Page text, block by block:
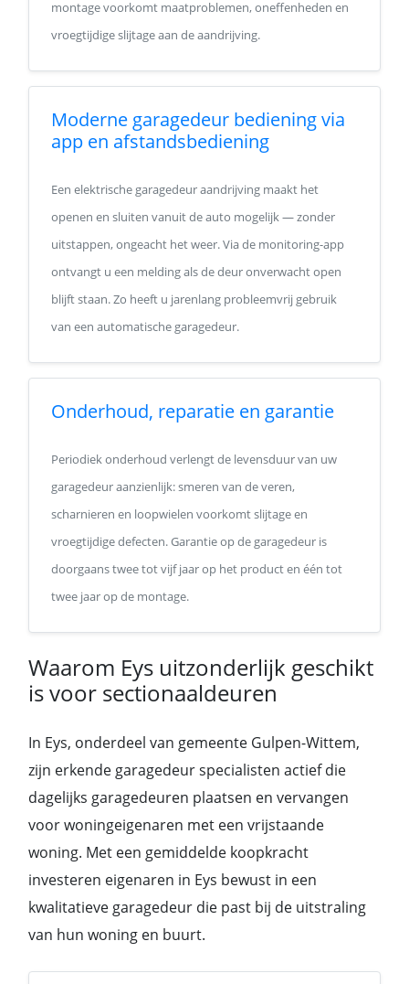
montage voorkomt maatproblemen, oneffenheden en
vroegtijdige slijtage aan de aandrijving.
Moderne garagedeur bediening via
app en afstandsbediening
Een elektrische garagedeur aandrijving maakt het
openen en sluiten vanuit de auto mogelijk — zonder
uitstappen, ongeacht het weer. Via de monitoring-app
ontvangt u een melding als de deur onverwacht open
blijft staan. Zo heeft u jarenlang probleemvrij gebruik
van een automatische garagedeur.
Onderhoud, reparatie en garantie
Periodiek onderhoud verlengt de levensduur van uw
garagedeur aanzienlijk: smeren van de veren,
scharnieren en loopwielen voorkomt slijtage en
vroegtijdige defecten. Garantie op de garagedeur is
doorgaans twee tot vijf jaar op het product en één tot
twee jaar op de montage.
Waarom Eys uitzonderlijk geschikt
is voor sectionaaldeuren
In Eys, onderdeel van gemeente Gulpen-Wittem,
zijn erkende garagedeur specialisten actief die
dagelijks garagedeuren plaatsen en vervangen
voor woningeigenaren met een vrijstaande
woning. Met een gemiddelde koopkracht
investeren eigenaren in Eys bewust in een
kwalitatieve garagedeur die past bij de uitstraling
van hun woning en buurt.